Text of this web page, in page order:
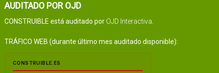
AUDITADO POR OJD
CONSTRUIBLE está auditado por OJD Interactiva
TRÁFICO WEB (durante último mes auditado disponible):